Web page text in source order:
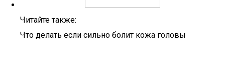
Читайте также:
Что делать если сильно болит кожа головы